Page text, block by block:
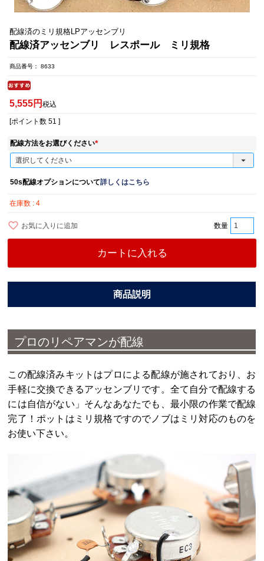
配線済のミリ規格LPアッセンブリ
配線済アッセンブリ レスポール ミリ規格
商品番号 8633
5,555 税込
[ポイント数 51 ]
配線方法をお選びください
(
)
50s配線オプションについて詳しくはこちら
在庫数 4
お気に入りに追加
カートに入れる
プロのリペアマンが配線
この配線済みキットはプロによる配線が施されており、お
手軽に交換できるアッセンブリです。全て自分で配線する
には自信がない」そんなあなたでも、最小限の作業で配線
完了！ポットはミリ規格ですのでノブはミリ対応のものを
お使い下さい。